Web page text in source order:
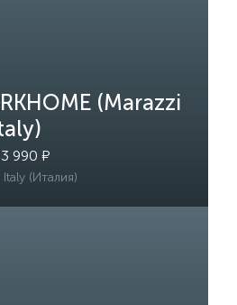
(Marazzi
990 ₽
(Италия)